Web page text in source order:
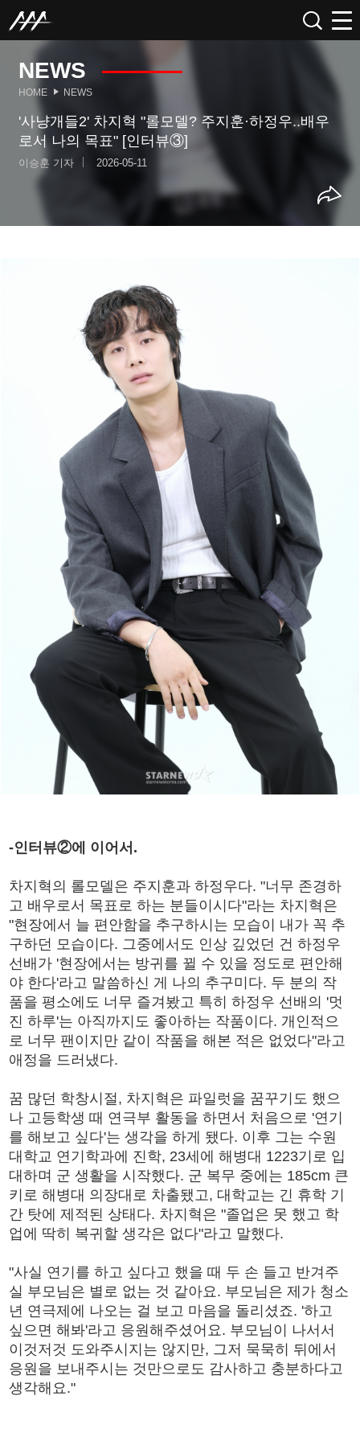
NEWS
HOME NEWS
'사냥개들2' 차지혁 "롤모델? 주지훈·하정우..배우
로서 나의 목표" [인터뷰③]
이승훈 기자 2026-05-11
-인터뷰②에 이어서.
차지혁의 롤모델은 주지훈과 하정우다. "너무 존경하
고 배우로서 목표로 하는 분들이시다"라는 차지혁은
"현장에서 늘 편안함을 추구하시는 모습이 내가 꼭 추
구하던 모습이다. 그중에서도 인상 깊었던 건 하정우
선배가 '현장에서는 방귀를 뀔 수 있을 정도로 편안해
야 한다'라고 말씀하신 게 나의 추구미다. 두 분의 작
품을 평소에도 너무 즐겨봤고 특히 하정우 선배의 '멋
진 하루'는 아직까지도 좋아하는 작품이다. 개인적으
로 너무 팬이지만 같이 작품을 해본 적은 없었다"라고
애정을 드러냈다.
꿈 많던 학창시절, 차지혁은 파일럿을 꿈꾸기도 했으
나 고등학생 때 연극부 활동을 하면서 처음으로 '연기
를 해보고 싶다'는 생각을 하게 됐다. 이후 그는 수원
대학교 연기학과에 진학, 23세에 해병대 1223기로 입
대하며 군 생활을 시작했다. 군 복무 중에는 185cm 큰
키로 해병대 의장대로 차출됐고, 대학교는 긴 휴학 기
간 탓에 제적된 상태다. 차지혁은 "졸업은 못 했고 학
업에 딱히 복귀할 생각은 없다"라고 말했다.
"사실 연기를 하고 싶다고 했을 때 두 손 들고 반겨주
실 부모님은 별로 없는 것 같아요. 부모님은 제가 청소
년 연극제에 나오는 걸 보고 마음을 돌리셨죠. '하고
싶으면 해봐'라고 응원해주셨어요. 부모님이 나서서
이것저것 도와주시지는 않지만, 그저 묵묵히 뒤에서
응원을 보내주시는 것만으로도 감사하고 충분하다고
생각해요."